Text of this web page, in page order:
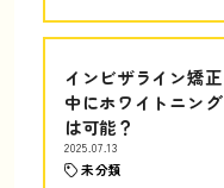
インビザライン矯正
中にホワイトニング
は可能？
2025.07.13
未分類